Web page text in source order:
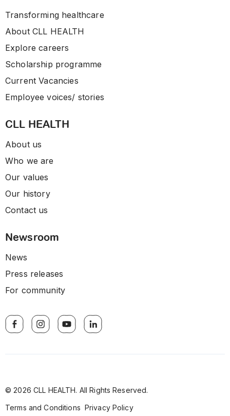
Transforming healthcare
About CLL HEALTH
Explore careers
Scholarship programme
Current Vacancies
Employee voices/ stories
CLL HEALTH
About us
Who we are
Our values
Our history
Contact us
Newsroom
News
Press releases
For community
© 2026 CLL HEALTH. All Rights Reserved.
Terms and Conditions Privacy Policy